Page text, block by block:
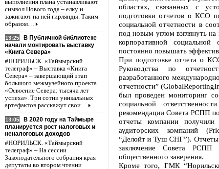
выполнения плана устанавливают
символ Нового года – елку и
зажигают на ней гирлянды. Таким
образом…
13:25
В Публичной библиотеке
начали монтировать выставку
«Книга Севера»
#НОРИЛЬСК. «Таймырский
телеграф» – Выставка «Книга
Севера» – завершающий этап
большого межмузейного проекта
«Освоение Севера: тысяча лет
успеха». Три сотни уникальных
артефактов расскажут свои…
13:05
В 2020 году на Таймыре
планируется рост налоговых и
неналоговых доходов
#НОРИЛЬСК. «Таймырский
телеграф» – На сессии
Законодательного собрания края
депутаты во втором чтении
областях, связанных с
подготовки отчетов о КСО
социальной отчетности в
под новым углом взглянуть
корпоративной социальной
постоянно повышать
При подготовке отчета о
Руководства по
разработанного
отчетности”
был проведен мониторинг
социальной
рекомендации Совета РСПП
отчеты компании получили
аудиторских компаний
“Делойт и Туш СНГ”).
заключение Совета РСПП
общественного заверения.
Кроме того, ГМК